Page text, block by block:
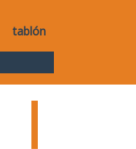
tablón